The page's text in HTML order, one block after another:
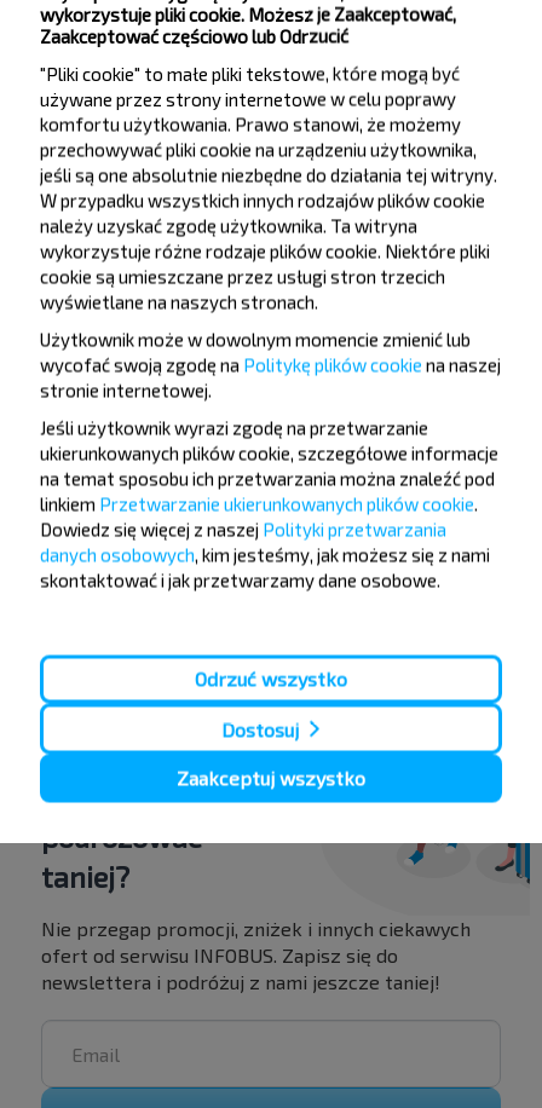
MOGILEVSKAYA OBL. —Mogilev
Szczegóły Rezerwuj
19:45
Vysokaje Pas
Przystanek Vysokoye
1 25
21:10
Mohylew
Dworzec autobusowy, ul.Leninskaha 93
Vysokaje Pas—Orsha—Kopys pavarot
Slavieni malyja Zabroddzie
MOGILEVSKAYA OBL. Belarus—Knyazhicy, SGklovskiy r-n
MOGILEVSKAYA OBL.—Faschevka, SGklovskiy r-n
MOGILEVSKAYA OBL. Belarus
MOGILEVSKAYA OBL.— Mogilev
Szczegóły Rezerwuj
Chcesz
podróżować
taniej?
Nie przegap promocji, zniżek i innych ciekawych
ofert od serwisu INFOBUS. Zapisz się do
newslettera i podróżuj z nami jeszcze taniej!
wykorzystuje pliki cookie. Możesz je Zaakceptować,
Zaakceptować częściowo lub Odrzucić
"Pliki cookie" to małe pliki tekstowe, które mogą być
używane przez strony internetowe w celu poprawy
komfortu użytkowania. Prawo stanowi, że możemy
przechowywać pliki cookie na urządzeniu użytkownika,
jeśli są one absolutnie niezbędne do działania tej witryny.
W przypadku wszystkich innych rodzajów plików cookie
należy uzyskać zgodę użytkownika. Ta witryna
wykorzystuje różne rodzaje plików cookie. Niektóre pliki
cookie są umieszczane przez usługi stron trzecich
wyświetlane na naszych stronach.
Użytkownik może w dowolnym momencie zmienić lub
wycofać swoją zgodę na Politykę plików cookie na naszej
stronie internetowej.
Jeśli użytkownik wyrazi zgodę na przetwarzanie
ukierunkowanych plików cookie, szczegółowe informacje
na temat sposobu ich przetwarzania można znaleźć pod
linkiem Przetwarzanie ukierunkowanych plików cookie.
Dowiedz się więcej z naszej Polityki przetwarzania
danych osobowych, kim jesteśmy, jak możesz się z nami
skontaktować i jak przetwarzamy dane osobowe.
Odrzuć wszystko
Dostosuj
Zaakceptuj wszystko